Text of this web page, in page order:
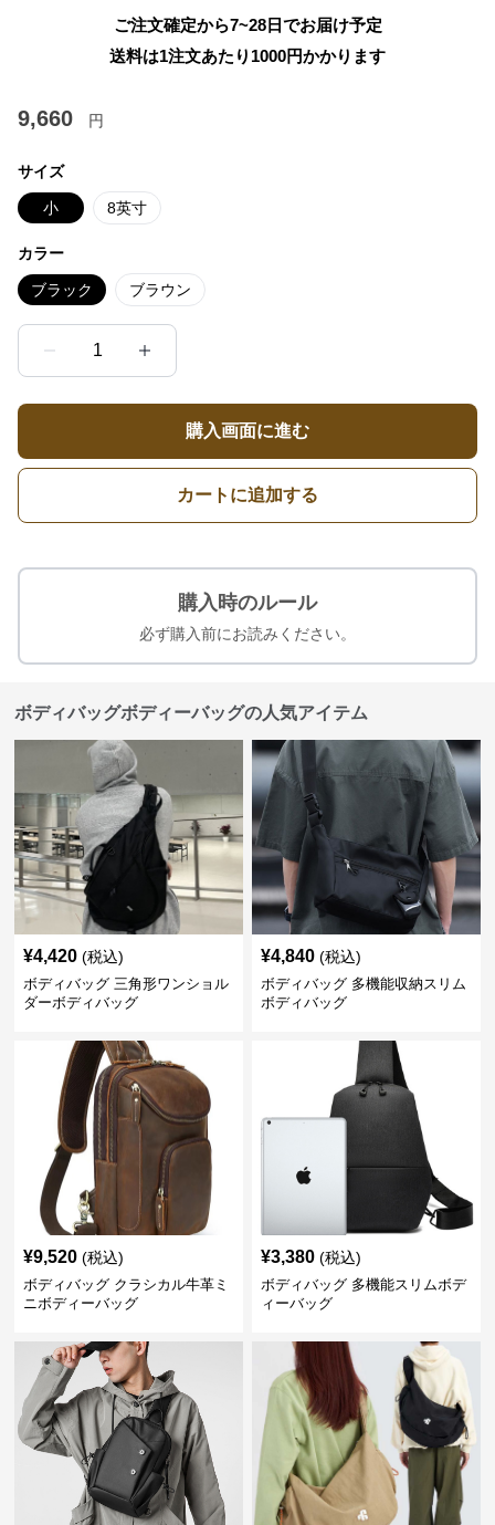
ご注文確定から7~28日でお届け予定
送料は1注文あたり 1000円かかります
9,660 円
サイズ
小 8英寸
カラー
ブラック ブラウン
1
購入画面に進む
カートに追加する
購入時のルール
必ず購入前にお読みください。
ボディバッグボディーバッグの人気アイテム
¥4,420 (税込)
ボディバッグ 三角形ワンショル
ダーボディバッグ
¥4,840 (税込)
ボディバッグ 多機能収納スリム
ボディバッグ
¥9,520 (税込)
ボディバッグ クラシカル牛革ミ
ニボディーバッグ
¥3,380 (税込)
ボディバッグ 多機能スリムボデ
ィーバッグ